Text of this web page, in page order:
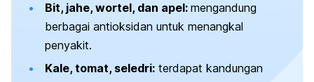
Bit, jahe, wortel, dan apel: mengandung
berbagai antioksidan untuk menangkal
penyakit.
Kale, tomat, seledri: terdapat kandungan